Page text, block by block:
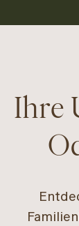
Ihre